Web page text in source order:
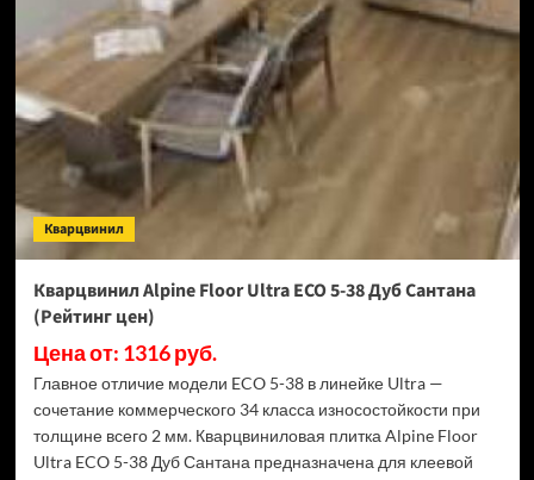
Floor
Ultra
ECO
4
Дуб
Ваниль
(Рейтинг
цен)
Кварцвинил
Кварцвинил Alpine Floor Ultra ECO 5-38 Дуб Сантана
(Рейтинг цен)
Цена от: 1316 руб.
Главное отличие модели ECO 5-38 в линейке Ultra —
сочетание коммерческого 34 класса износостойкости при
толщине всего 2 мм. Кварцвиниловая плитка Alpine Floor
Ultra ECO 5-38 Дуб Сантана предназначена для клеевой